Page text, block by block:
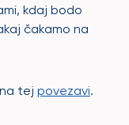
kdaj bodo
čakamo na
tej povezavi.